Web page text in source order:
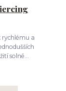
rychlému a
solné...